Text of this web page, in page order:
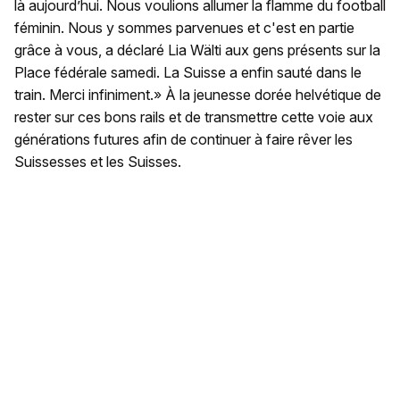
là aujourd’hui. Nous voulions allumer la flamme du football
féminin. Nous y sommes parvenues et c'est en partie
grâce à vous, a déclaré Lia Wälti aux gens présents sur la
Place fédérale samedi. La Suisse a enfin sauté dans le
train. Merci infiniment.» À la jeunesse dorée helvétique de
rester sur ces bons rails et de transmettre cette voie aux
générations futures afin de continuer à faire rêver les
Suissesses et les Suisses.